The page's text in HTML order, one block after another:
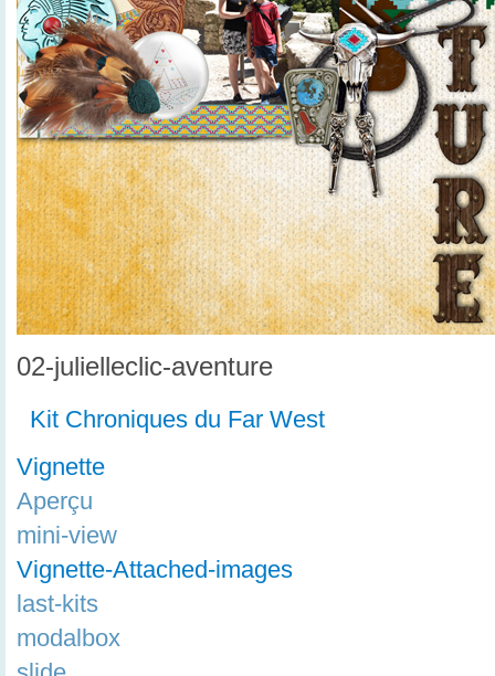
02-julielleclic-aventure
Kit Chroniques du Far West
Vignette
Aperçu
mini-view
Vignette-Attached-images
last-kits
modalbox